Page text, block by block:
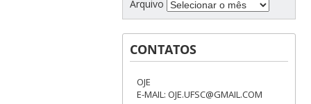
Arquivo
CONTATOS
OJE
E-MAIL: OJE.UFSC@GMAIL.COM